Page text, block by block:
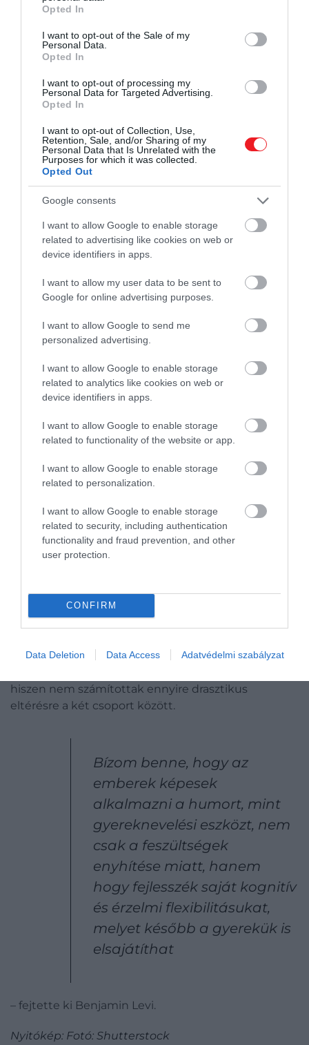
use your data for below specified purposes in below Google
consent section.
Opted In
I want to opt-out of the Sale of my
Personal Data.
Opted In
I want to opt-out of processing my
Personal Data for Targeted Advertising.
Opted In
I want to opt-out of Collection, Use,
Retention, Sale, and/or Sharing of my
Personal Data that Is Unrelated with the
Purposes for which it was collected.
Opted Out
Google consents
I want to allow Google to enable storage
related to advertising like cookies on web or
device identifiers in apps.
I want to allow my user data to be sent to
Google for online advertising purposes.
I want to allow Google to send me
personalized advertising.
I want to allow Google to enable storage
related to analytics like cookies on web or
device identifiers in apps.
I want to allow Google to enable storage
related to functionality of the website or app.
I want to allow Google to enable storage
related to personalization.
I want to allow Google to enable storage
related to security, including authentication
functionality and fraud prevention, and other
user protection.
CONFIRM
Data Deletion Data Access Adatvédelmi szabályzat
Shutterstock
Mivel csak nagyon kevés korábbi tanulmányt
lehetett alapul venni, Emery és kollegái kísérleti
megvizsgálták az alanyok nézeteit a humor
szerepéről a gyereknevelésben, beleértve amit
gyerekként és amit szülőként tapasztaltak. A
kutatáshoz a szakemberek egy 10 elemből álló
felmérést készítettek, melyet összesen 312 alany (18-
Ajánljuk figyelmedbe!Katalin és Vilmos nem
enged beleszólást abba, hogyan neveljék
gyermekeiket
Kiderült, hogy a válaszadók felét gyerekként
humorral nevelték a szüleik és összesen 72
százalékuk vélte úgy, hogy a humor hatékony
gyereknevelési módszer. Emellett pedig a
legtöbben azt válaszolták, hogy a humor sokkal
inkább használ, mint árt bármilyen szituációban.
valószínűséggel válaszolták azt, hogy gyerekként
humorral nevelték őket, mint azok, akik nincsenek
gyerekei nevelése során is alkalmazza a humort. A
hiszen nem számítottak ennyire drasztikus
eltérésre a két csoport között.
Bízom benne, hogy az
emberek képesek
alkalmazni a humort, mint
gyereknevelési eszközt, nem
csak a feszültségek
enyhítése miatt, hanem
hogy fejlesszék saját kognitív
és érzelmi flexibilitásukat,
melyet később a gyerekük is
elsajátíthat
– fejtette ki Benjamin Levi.
Nyitókép: Fotó: Shutterstock